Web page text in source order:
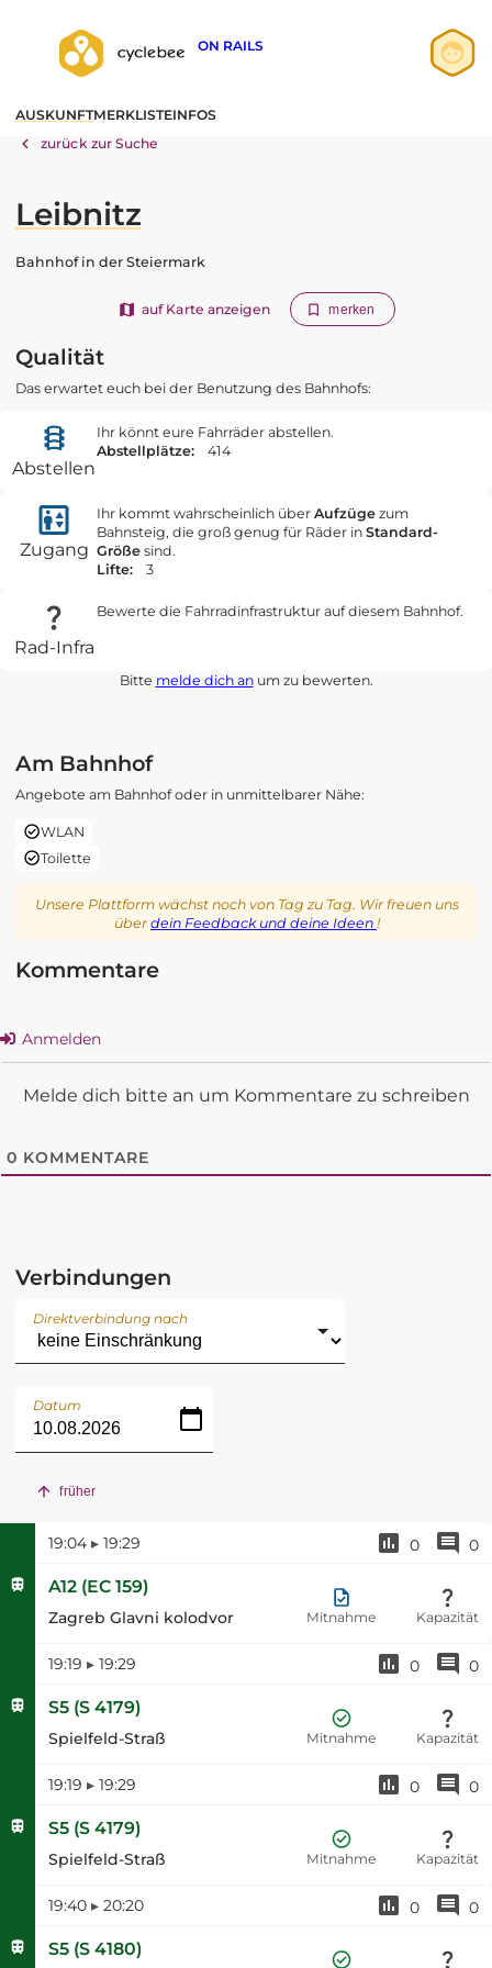
ON RAILS
AUSKUNFTMERKLISTEINFOS
zurück zur Suche
Leibnitz
Bahnhof in der Steiermark
auf Karte anzeigen merken
Qualität
Das erwartet euch bei der Benutzung des Bahnhofs:
Abstellen
Ihr könnt eure Fahrräder abstellen.
Abstellplätze:
414
Zugang
Ihr kommt wahrscheinlich über Aufzügezum
Bahnsteig, die groß genug für Räder in Standard-
Größesind.
Lifte:
3
Rad-Infra
Bewerte die Fahrradinfrastruktur auf diesem Bahnhof.
Bitte melde dich anum zu bewerten.
Am Bahnhof
Angebote am Bahnhof oder in unmittelbarer Nähe:
WLAN
Toilette
Unsere Plattform wächst noch von Tag zu Tag. Wir freuen uns
überdein Feedback und deine Ideen !
Kommentare
Anmelden
Melde dich bitte an um Kommentare zu schreiben
0 KOMMENTARE
Verbindungen
Direktverbindung nach
Datum
früher
19:04 ▸ 19:29 0 0
A12 (EC 159)
Zagreb Glavni kolodvor Mitnahme Kapazität
19:19 ▸ 19:29 0 0
S5 (S 4179)
Spielfeld-Straß Mitnahme Kapazität
19:19 ▸ 19:29 0 0
S5 (S 4179)
Spielfeld-Straß Mitnahme Kapazität
19:40 ▸ 20:20 0 0
S5 (S 4180)